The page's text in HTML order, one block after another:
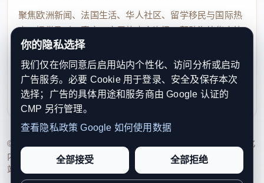
聚焦欧洲新闻、法国生活、华人社区、留学移民与国际热
点，提供及时、真实、实用的中文资讯，帮助海外华人快
速了解欧洲动态。
contact@xinouzhou.com
服务支持、版权与合作：工作日优先处理站务、投稿与权
利通知
© 2026 新欧洲·欧洲头条. All Rights Reserved. 本网站持续优化
内容透明度、联系方式与用户权利说明，以提升品牌信任感和
站点完整度。
你的隐私选择
我们仅在你同意后启用站内个性化、访问分析或启动
广告服务。必要 Cookie 用于登录、安全及保存本次
选择；广告的具体用途和服务商由 Google 认证的
CMP 另行管理。
查看隐私政策 Google 如何使用数据
全部接受 全部拒绝